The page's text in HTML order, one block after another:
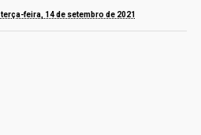
terça-feira, 14 de setembro de 2021